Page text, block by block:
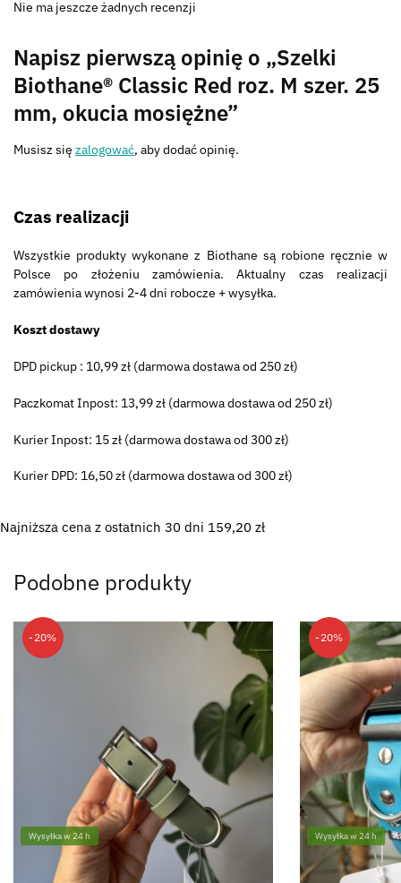
Nie ma jeszcze żadnych recenzji
Napisz pierwszą opinię o „Szelki
Biothane® Classic Red roz. M szer. 25
mm, okucia mosiężne”
Musisz się zalogować, aby dodać opinię.
Czas realizacji
Wszystkie produkty wykonane z Biothane są robione ręcznie w
Polsce po złożeniu zamówienia. Aktualny czas realizacji
zamówienia wynosi 2-4 dni robocze + wysyłka.
Koszt dostawy
DPD pickup : 10,99 zł (darmowa dostawa od 250 zł)
Paczkomat Inpost: 13,99 zł (darmowa dostawa od 250 zł)
Kurier Inpost: 15 zł (darmowa dostawa od 300 zł)
Kurier DPD: 16,50 zł (darmowa dostawa od 300 zł)
Najniższa cena z ostatnich 30 dni 159,20 zł
Podobne produkty
-20%
Wysyłka w 24 h
-20%
Wysyłka w 24 h